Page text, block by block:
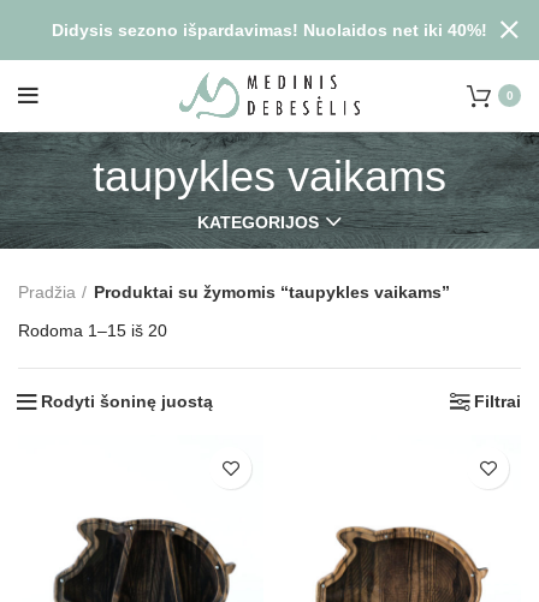
0
taupykles vaikams
KATEGORIJOS
Pradžia
Produktai su žymomis “taupykles vaikams”
Rodoma 1–15 iš 20
Rodyti šoninę juostą Filtrai
Didysis sezono išpardavimas! Nuolaidos net iki 40%!